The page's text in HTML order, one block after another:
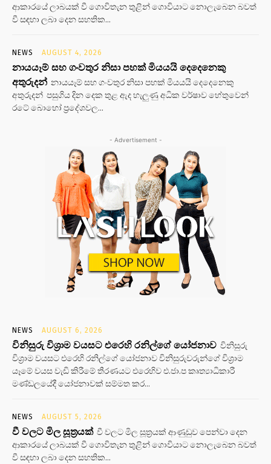
ආකාරයේ ලාබයක් වී ගොවිතැන තුළින් ගොවියාට නොලැබෙන බවත්
වී සඳහා ලබා දෙන සහතික...
NEWS AUGUST 4, 2026
නායයෑම් සහ ගංවතුර නිසා පහක් මියයයි දෙදෙනෙකු
අතුරුදන් නායයෑම් සහ ගංවතුර නිසා පහක් මියයයි දෙදෙනෙකු
අතුරුදන් පසුගිය දින දෙක තුළ ඇද හැලුණු අධික වර්ෂාව හේතුවෙන්
රටේ බොහෝ ප්‍රදේශවල...
- Advertisement -
NEWS AUGUST 6, 2026
විනිසුරු විශ්‍රාම වයසට එරෙහි රනිල්ගේ යෝජනාව විනිසුරු
විශ්‍රාම වයසට එරෙහි රනිල්ගේ යෝජනාව විනිසුරුවරුන්ගේ විශ්‍රාම
යෑමේ වයස වැඩි කිරීමේ තීරණයට එරෙහිව එ.ජා.ප කෘත්‍යාධිකාරී
මණ්ඩලයේදී යෝජනාවක් සම්මත කර...
NEWS AUGUST 5, 2026
වී වලට මිල සූත්‍රයක් වී වලට මිල සූත්‍රයක් ආණුඩුව පෙන්වා දෙන
ආකාරයේ ලාබයක් වී ගොවිතැන තුළින් ගොවියාට නොලැබෙන බවත්
වී සඳහා ලබා දෙන සහතික...